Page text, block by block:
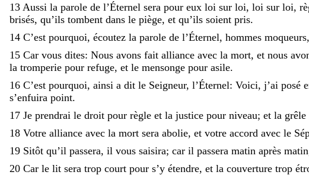
13 Aussi la parole de l’Éternel sera pour eux loi sur loi, loi sur loi,
brisés, qu’ils tombent dans le piège, et qu’ils soient pris.
14 C’est pourquoi, écoutez la parole de l’Éternel, hommes moqueurs,
15 Car vous dites: Nous avons fait alliance avec la mort, et nous
la tromperie pour refuge, et le mensonge pour asile.
16 C’est pourquoi, ainsi a dit le Seigneur, l’Éternel: Voici, j’ai posé
s’enfuira point.
17 Je prendrai le droit pour règle et la justice pour niveau; et la grêle
18 Votre alliance avec la mort sera abolie, et votre accord avec le
19 Sitôt qu’il passera, il vous saisira; car il passera matin après matin
20 Car le lit sera trop court pour s’y étendre, et la couverture trop